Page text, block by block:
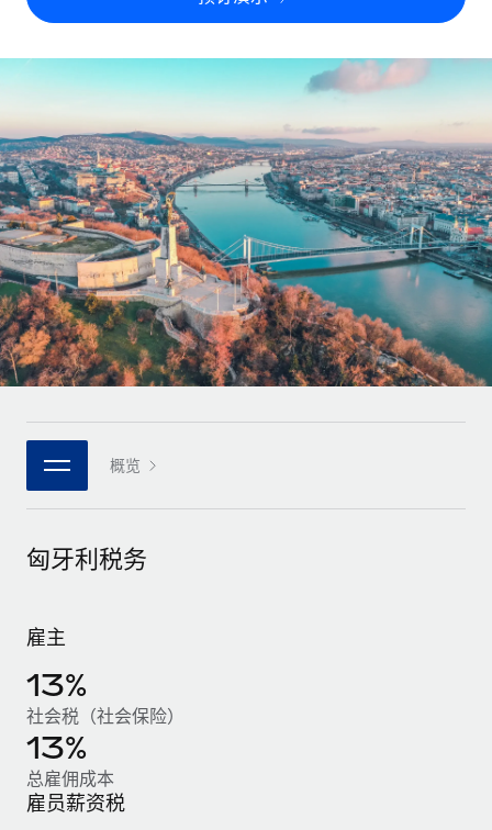
全球合规聘用合同工
全球合同工入职与管理
PEO
外包复杂雇佣任务
基础设施
Remote Embedded
将人力资源无缝融入工作流程
团队的内置核心人力资源功能
连接 新的
使用我们的 MCP 将任何人工智能工具与 Remote 平台相连
借助核心业务工具简化流程
服务
咨询专家
获得全球人力资源与合规方面的专家帮助
背景调查
简化候选人筛选流程
美国各州浏览器
Remote 无惧对比
了解我们的竞争优势
成长阶段
初创企业
为成长型企业量身打造的全球敏捷型人力资源与薪资解决方案
中型市场
通过定制化人力资源解决方案扩展团队
企业
与我们携手合作
战略技术合作伙伴
集成与人工智能自动化咨询
案例研究
Cultivating a Thriving Remote-First Culture in
误分类风险计算工具
员工成本计算器
合同工薪酬结算计算器
探索全球合同工的结算货币选项与结算速度
通过 REMOTE 学习
研究与指引
案例研究
人力资源术语表
核对表和模板
职位描述库
网络研讨会
活动
薪金与人才洞察
洞察中心
获得支持
查看全部资源
中文（简体）
English
Nederlands
Français
Deutsch
Español
Italiano
Português (Portugal)
日本語
한국어
登录
概览
匈牙利税务
雇主
13%
社会税（社会保险）
13%
总雇佣成本
雇员薪资税